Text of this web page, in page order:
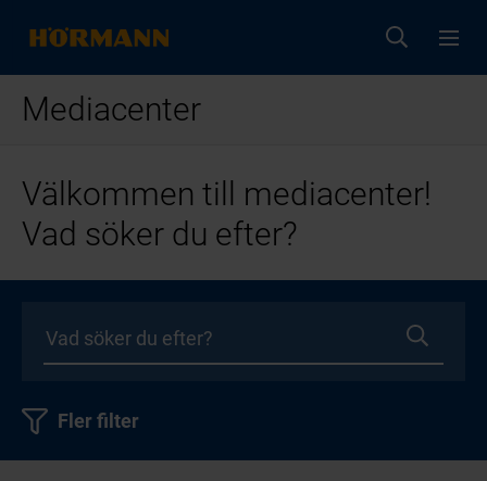
Mediacenter
Välkommen till mediacenter!
Vad söker du efter?
Fler filter